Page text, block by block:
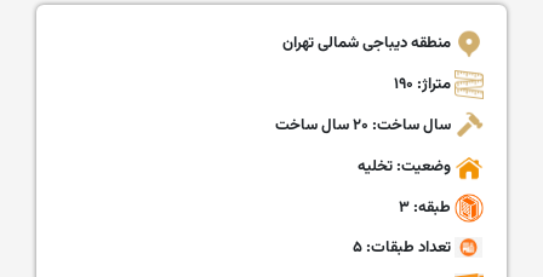
منطقه دیباجی شمالی تهران
متراژ: ۱۹۰
سال ساخت: ۲۰ سال ساخت
وضعیت: تخلیه
طبقه: ۳
تعداد طبقات: ۵